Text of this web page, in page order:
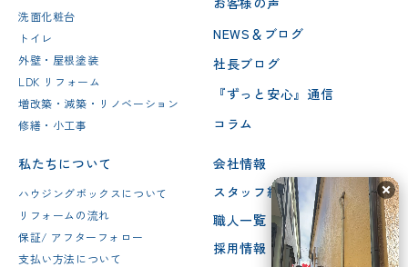
洗面化粧台
トイレ
外壁・屋根塗装
LDK リフォーム
増改築・減築・リノベーション
修繕・小工事
NEWS＆ブログ
社長ブログ
『ずっと安心』通信
コラム
私たちについて
ハウジングボックスについて
リフォームの流れ
保証/ アフターフォロー
支払い方法について
会社情報
スタッフ紹介
職人一覧
採用情報